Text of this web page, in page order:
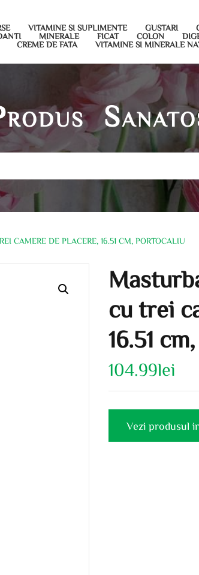
VITAMINE SI SUPLIMENTE GUSTARI
MINERALE FICAT COLON
CREME DE FATA
VITAMINE SI MINERALE
CAMERE DE PLACERE, 16.51 CM, PORTOCALIU
cu trei
16.51
104.99lei
Vezi produsul